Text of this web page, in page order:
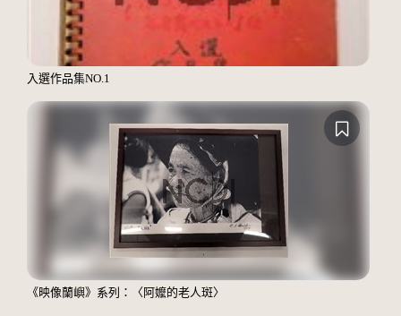
入選作品集NO.1
《映像蘭嶼》系列：〈阿嬤的老人斑〉